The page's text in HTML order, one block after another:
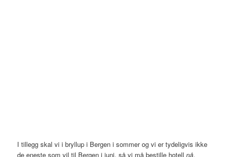
I tillegg skal vi i bryllup i Bergen i sommer og vi er tydeligvis ikke
de eneste som vil til Bergen i juni, så vi må bestille hotellnå.